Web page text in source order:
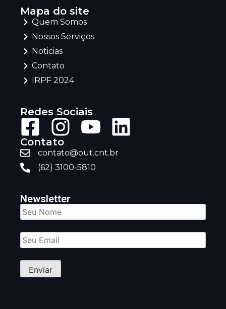
Mapa do site
Quem Somos
Nossos Serviços
Noticias
Contato
IRPF 2024
Redes Sociais
Contato
contato@out.cnt.br
(62) 3100-5810
Newsletter